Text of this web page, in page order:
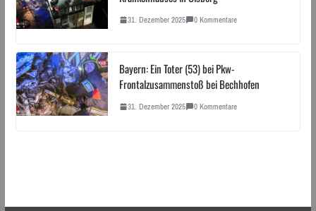
31. Dezember 2025 0 Kommentare
Bayern: Ein Toter (53) bei Pkw-
Frontalzusammenstoß bei Bechhofen
31. Dezember 2025 0 Kommentare